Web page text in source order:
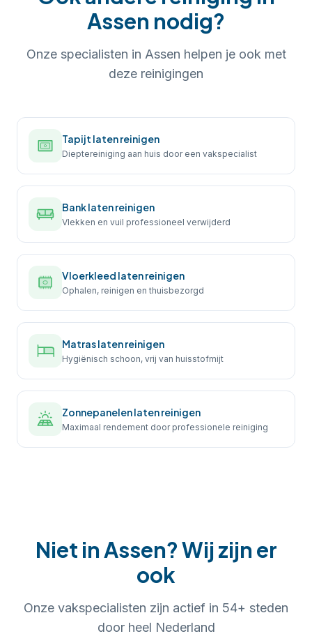
Assen nodig?
Onze specialisten in Assen helpen je ook met
deze reinigingen
Tapijt laten reinigen
Dieptereiniging aan huis door een vakspecialist
Bank laten reinigen
Vlekken en vuil professioneel verwijderd
Vloerkleed laten reinigen
Ophalen, reinigen en thuisbezorgd
Matras laten reinigen
Hygiënisch schoon, vrij van huisstofmijt
Zonnepanelen laten reinigen
Maximaal rendement door professionele reiniging
Niet inAssen? Wij zijn er
ook
Onze vakspecialisten zijn actief in 54+ steden
door heel Nederland